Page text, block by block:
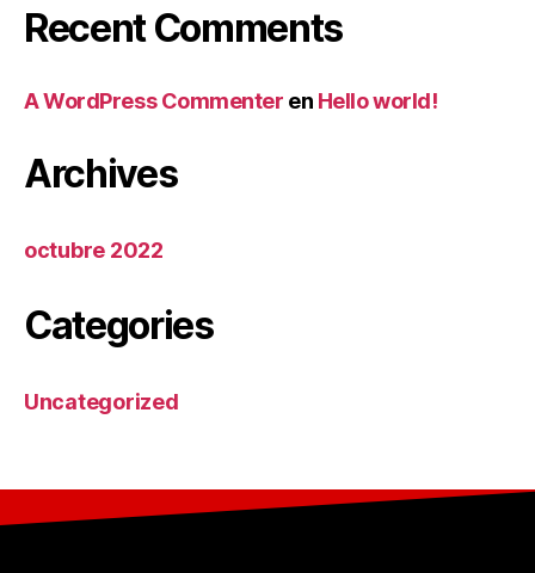
Recent Comments
A WordPress Commenter en Hello world!
Archives
octubre 2022
Categories
Uncategorized